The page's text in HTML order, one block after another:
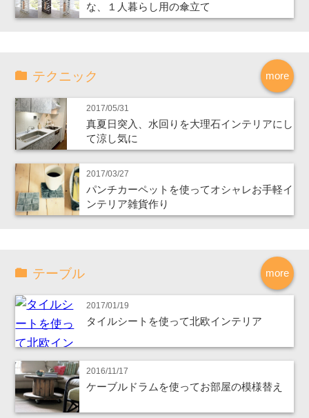
な、１人暮らし用の傘立て
more
テクニック
2017/05/31
真夏日突入、水回りを大理石インテリアにし
て涼し気に
2017/03/27
パンチカーペットを使ってオシャレお手軽イ
ンテリア雑貨作り
more
テーブル
2017/01/19
タイルシートを使って北欧インテリア
2016/11/17
ケーブルドラムを使ってお部屋の模様替え